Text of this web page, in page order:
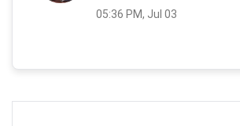
05:36 PM, Jul 03